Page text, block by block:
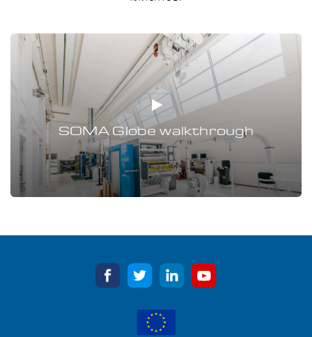
SOMA Globe walkthrough
facebook twitter linkedin